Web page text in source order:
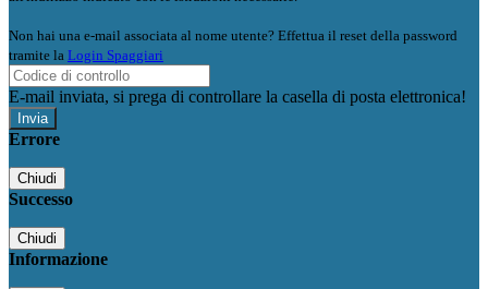
Non hai una e-mail associata al nome utente? Effettua il reset della password
tramite la Login Spaggiari
E-mail inviata, si prega di controllare la casella di posta elettronica!
Errore
Chiudi
Successo
Chiudi
Informazione